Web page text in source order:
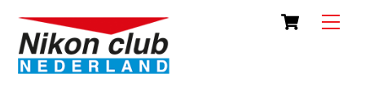
content
Cart